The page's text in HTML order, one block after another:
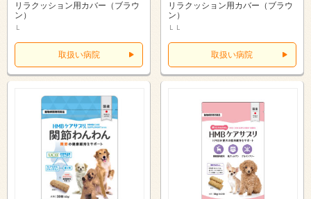
リラクッション用カバー（ブラウ
ン）
Ｌ
取扱い病院
リラクッション用カバー（ブラウ
ン）
ＬＬ
取扱い病院